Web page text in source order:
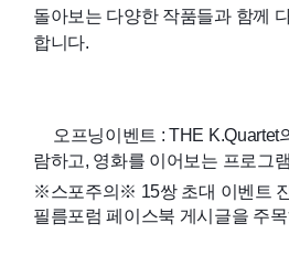
돌아보는 다양한 작품들과 함께
합니다.
오프닝이벤트 : THE K.Quartet
람하고, 영화를 이어보는 프로그램
※스포주의※ 15쌍 초대 이벤트
필름포럼 페이스북 게시글을 주